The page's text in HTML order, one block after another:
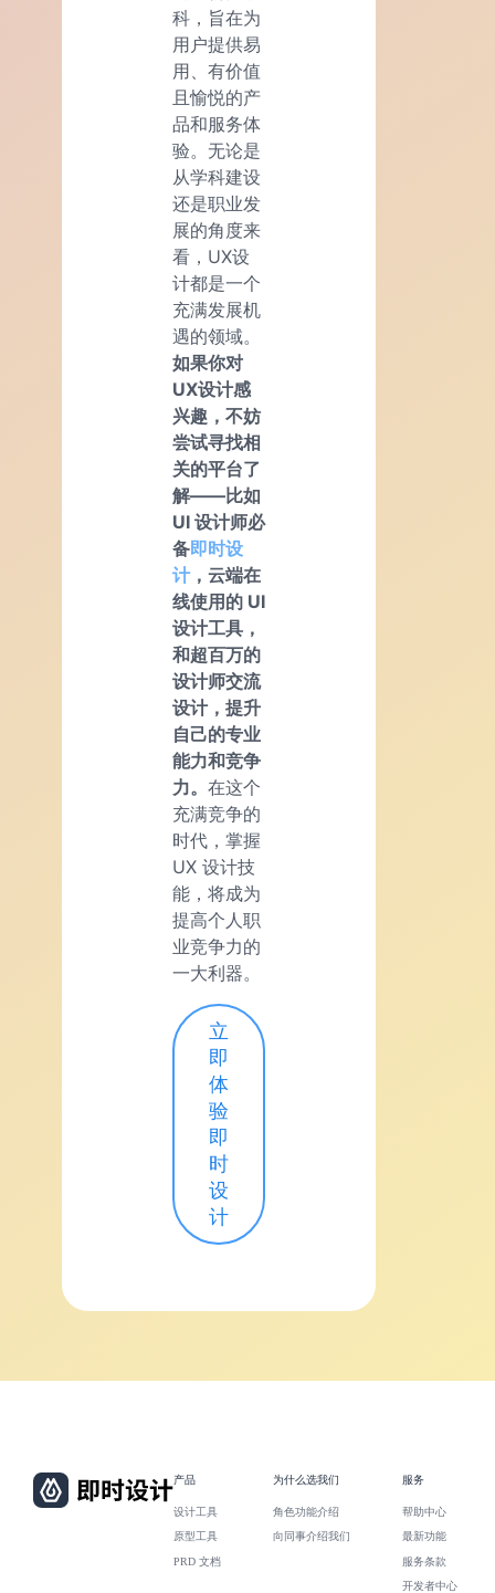
科，旨在为
用户提供易
用、有价值
且愉悦的产
品和服务体
验。无论是
从学科建设
还是职业发
展的角度来
看，UX设
计都是一个
充满发展机
遇的领域。
如果你对
UX设计感
兴趣，不妨
尝试寻找相
关的平台了
解——比如
UI 设计师必
备即时设
计 ，云端在
线使用的 UI
设计工具，
和超百万的
设计师交流
设计，提升
自己的专业
能力和竞争
力。 在这个
充满竞争的
时代，掌握
UX 设计技
能，将成为
提高个人职
业竞争力的
一大利器。
立
即
体
验
即
时
设
计
产品
设计工具
原型工具
PRD 文档
为什么选我们
角色功能介绍
向同事介绍我们
服务
帮助中心
最新功能
服务条款
开发者中心